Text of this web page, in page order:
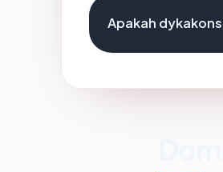
Apakah